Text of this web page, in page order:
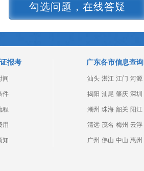
勾选问题，在线答疑
报考
间
件
程
用
知
广东各市信息查询
汕头 湛江 江门 河源
揭阳 汕尾 肇庆 深圳
潮州 珠海 韶关 阳江
清远 茂名 梅州 云浮
广州 佛山 中山 惠州